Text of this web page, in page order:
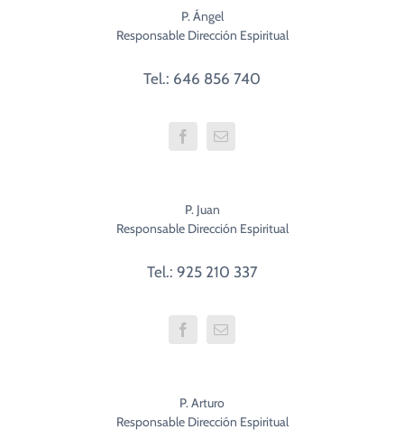
P. Ángel
Responsable Dirección Espiritual
Tel.: 646 856 740
P. Juan
Responsable Dirección Espiritual
Tel.: 925 210 337
P. Arturo
Responsable Dirección Espiritual